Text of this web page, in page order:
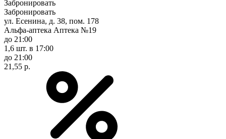
Забронировать
Забронировать
ул. Есенина, д. 38, пом. 178
Альфа-аптека Аптека №19
до 21:00
1,6 шт. в 17:00
до 21:00
21,55 р.